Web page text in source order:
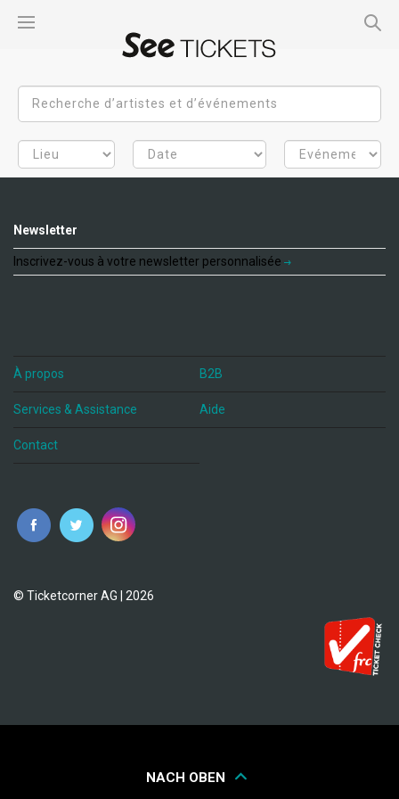
Newsletter
Inscrivez-vous à votre newsletter personnalisée
À propos B2B
Services & Assistance Aide
Contact
fr
© Ticketcorner AG | 2026
NACH OBEN